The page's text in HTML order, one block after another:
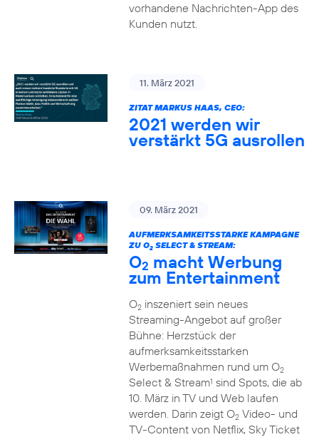
vorhandene Nachrichten-App des
Kunden nutzt.
11. März 2021
ZITAT MARKUS HAAS, CEO:
2021 werden wir
verstärkt 5G ausrollen
09. März 2021
AUFMERKSAMKEITSSTARKE KAMPAGNE
ZU O2SELECT & STREAM:
O2 macht Werbung
zum Entertainment
O2inszeniert sein neues
Streaming-Angebot auf großer
Bühne: Herzstück der
aufmerksamkeitsstarken
Werbemaßnahmen rund um O2
Select & Stream1 sind Spots, die ab
10. März in TV und Web laufen
werden. Darin zeigt O2Video- und
TV-Content von Netflix, Sky Ticket